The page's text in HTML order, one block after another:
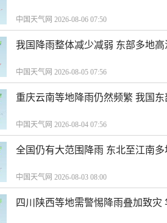
中国天气网 2026-08-06 07:50
我国降雨整体减少减弱 东部多地
中国天气网 2026-08-05 07:56
重庆云南等地降雨仍然频繁 我国
中国天气网 2026-08-04 07:56
全国仍有大范围降雨 东北至江南
中国天气网 2026-08-03 08:00
四川陕西等地需警惕降雨叠加致